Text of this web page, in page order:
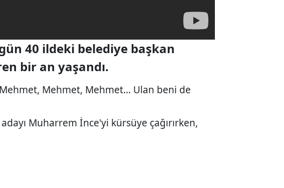
40 ildeki belediye başkan
bir an yaşandı.
"Mehmet, Mehmet, Mehmet... Ulan beni de
Muharrem İnce'yi kürsüye çağırırken,